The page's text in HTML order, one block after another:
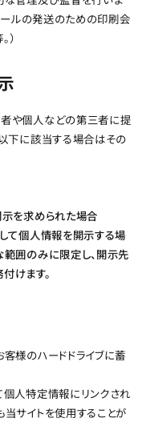
ールの発送のための印刷会
）
や個人などの第三者に提
下に該当する場合はその
示を求められた場合
て個人情報を開示する場
範囲のみに限定し、開示先
けます。
様のハードドライブに蓄
個人特定情報にリンクされ
サイトを使用することが